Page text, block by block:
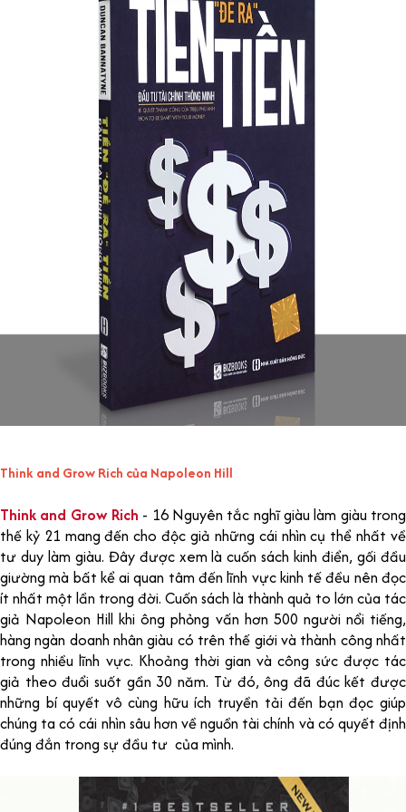
Think and Grow Rich của Napoleon Hill
Think and Grow Rich - 16 Nguyên tắc nghĩ giàu làm giàu trong
thế kỷ 21 mang đến cho độc giả những cái nhìn cụ thể nhất về
tư duy làm giàu. Đây được xem là cuốn sách kinh điển, gối đầu
giường mà bất kể ai quan tâm đến lĩnh vực kinh tế đều nên đọc
ít nhất một lần trong đời. Cuốn sách là thành quả to lớn của tác
giả Napoleon Hill khi ông phỏng vấn hơn 500 người nổi tiếng,
hàng ngàn doanh nhân giàu có trên thế giới và thành công nhất
trong nhiều lĩnh vực. Khoảng thời gian và công sức được tác
giả theo đuổi suốt gần 30 năm. Từ đó, ông đã đúc kết được
những bí quyết vô cùng hữu ích truyền tải đến bạn đọc giúp
chúng ta có cái nhìn sâu hơn về nguồn tài chính và có quyết định
đúng đắn trong sự đầu tư của mình.